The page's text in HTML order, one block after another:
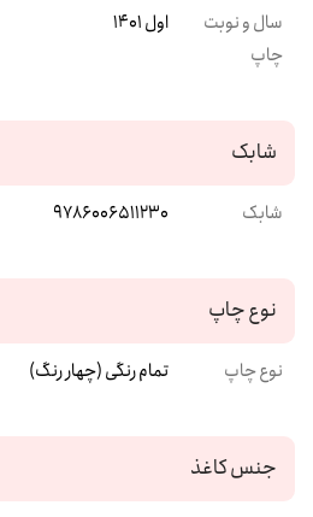
سال و نوبت
چاپ
اول 1401
شابک
شابک 9786006511230
نوع چاپ
نوع چاپ تمام رنگی (چهار رنگ)
جنس کاغذ